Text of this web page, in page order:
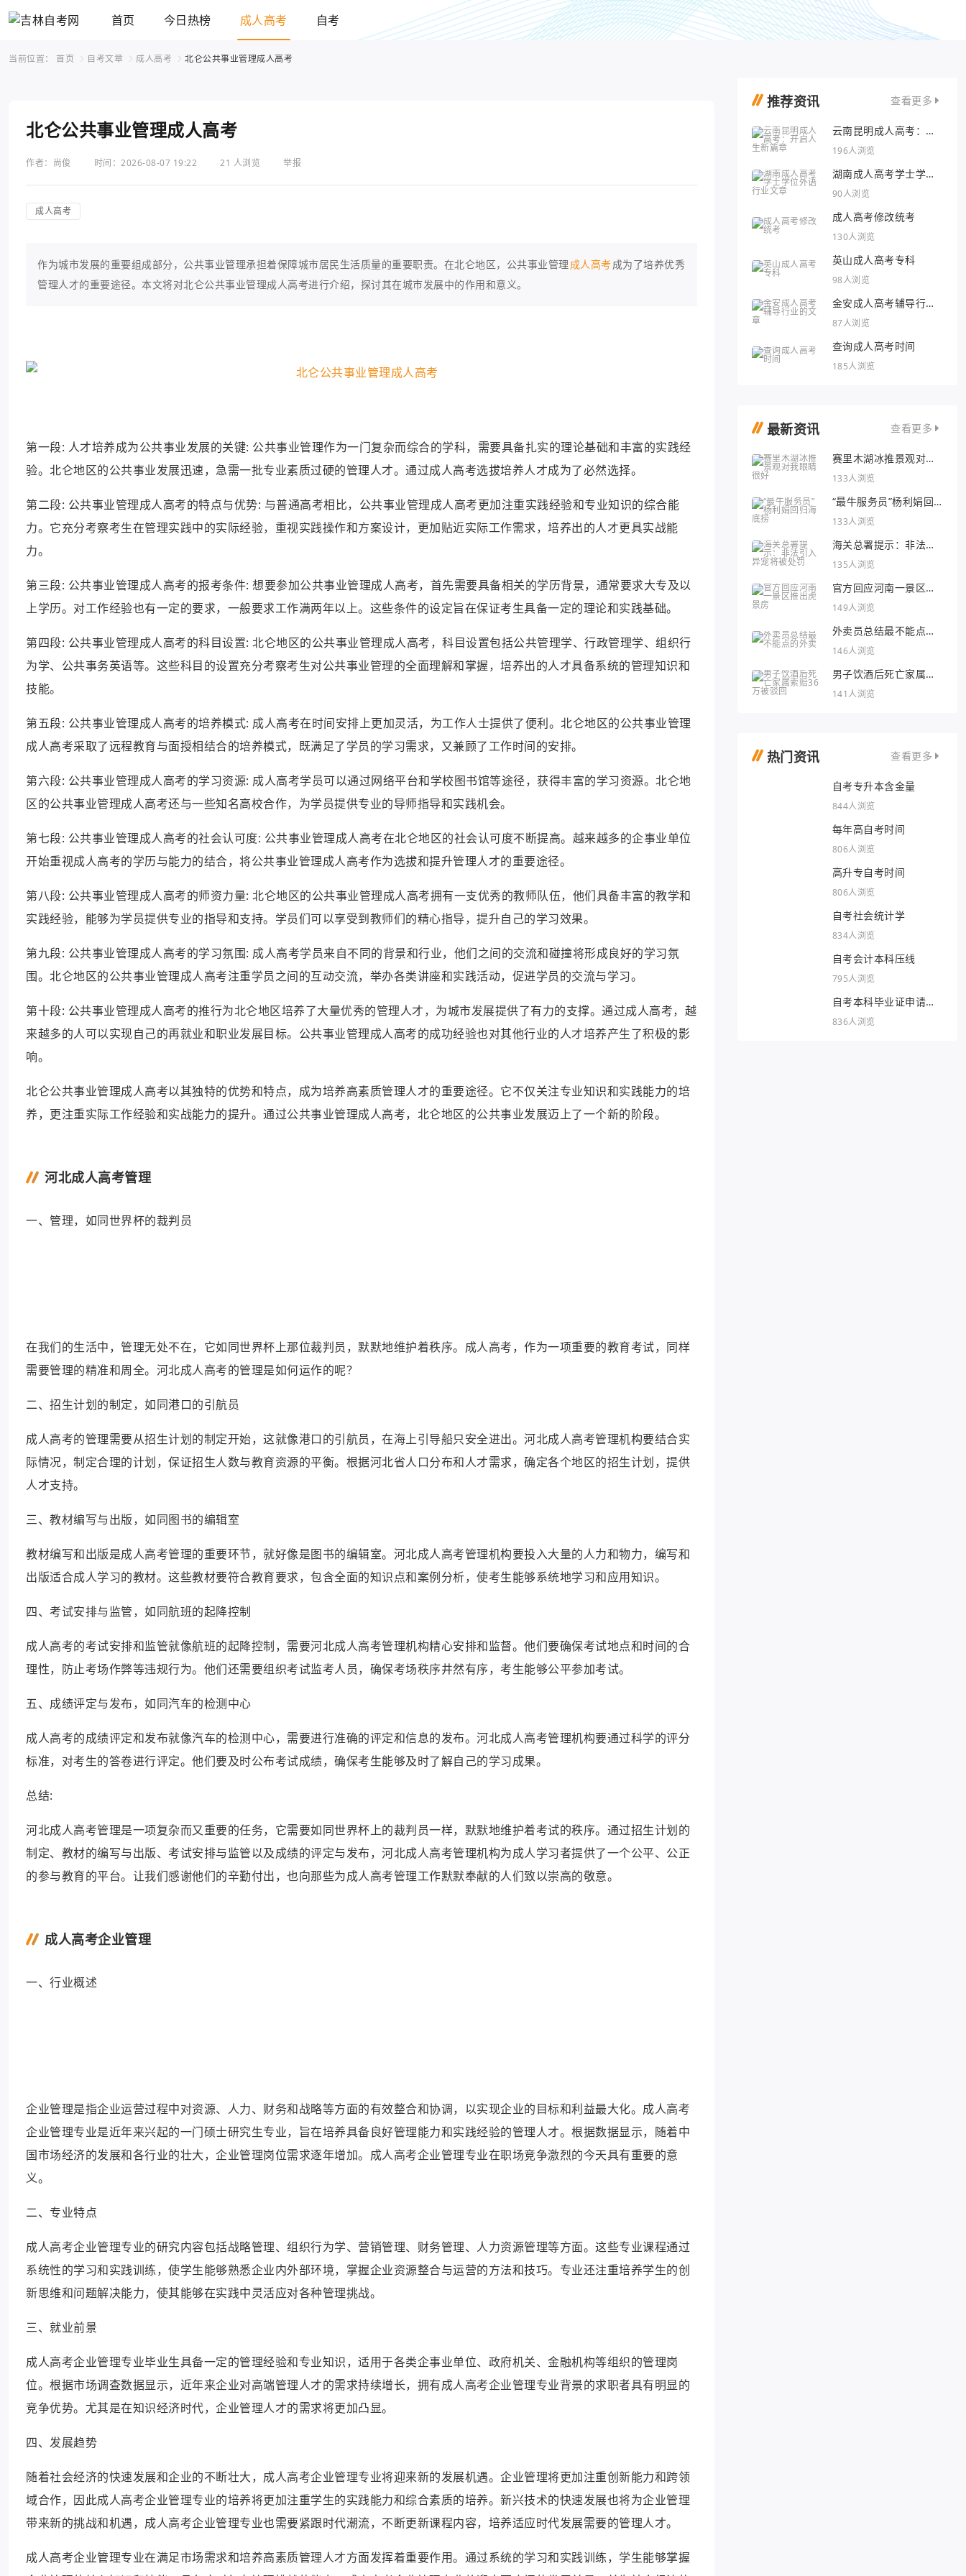
首页 今日热榜 成人高考 自考
当前位置： 首页 自考文章 成人高考 北仑公共事业管理成人高考
北仑公共事业管理成人高考
作者：尚俊 时间：2026-08-07 19:22 21 人浏览 举报
成人高考
作为城市发展的重要组成部分，公共事业管理承担着保障城市居民生活质量的重要职责。在北仑地区，公共事业管理 成人高考成为了培养优秀
管理人才的重要途径。本文将对北仑公共事业管理成人高考进行介绍，探讨其在城市发展中的作用和意义。
第一段: 人才培养成为公共事业发展的关键: 公共事业管理作为一门复杂而综合的学科，需要具备扎实的理论基础和丰富的实践经
验。北仑地区的公共事业发展迅速，急需一批专业素质过硬的管理人才。通过成人高考选拔培养人才成为了必然选择。
第二段: 公共事业管理成人高考的特点与优势: 与普通高考相比，公共事业管理成人高考更加注重实践经验和专业知识的综合能
力。它充分考察考生在管理实践中的实际经验，重视实践操作和方案设计，更加贴近实际工作需求，培养出的人才更具实战能
力。
第三段: 公共事业管理成人高考的报考条件: 想要参加公共事业管理成人高考，首先需要具备相关的学历背景，通常要求大专及以
上学历。对工作经验也有一定的要求，一般要求工作满两年以上。这些条件的设定旨在保证考生具备一定的理论和实践基础。
第四段: 公共事业管理成人高考的科目设置: 北仑地区的公共事业管理成人高考，科目设置包括公共管理学、行政管理学、组织行
为学、公共事务英语等。这些科目的设置充分考察考生对公共事业管理的全面理解和掌握，培养出的人才具备系统的管理知识和
技能。
第五段: 公共事业管理成人高考的培养模式: 成人高考在时间安排上更加灵活，为工作人士提供了便利。北仑地区的公共事业管理
成人高考采取了远程教育与面授相结合的培养模式，既满足了学员的学习需求，又兼顾了工作时间的安排。
第六段: 公共事业管理成人高考的学习资源: 成人高考学员可以通过网络平台和学校图书馆等途径，获得丰富的学习资源。北仑地
区的公共事业管理成人高考还与一些知名高校合作，为学员提供专业的导师指导和实践机会。
第七段: 公共事业管理成人高考的社会认可度: 公共事业管理成人高考在北仑地区的社会认可度不断提高。越来越多的企事业单位
开始重视成人高考的学历与能力的结合，将公共事业管理成人高考作为选拔和提升管理人才的重要途径。
第八段: 公共事业管理成人高考的师资力量: 北仑地区的公共事业管理成人高考拥有一支优秀的教师队伍，他们具备丰富的教学和
实践经验，能够为学员提供专业的指导和支持。学员们可以享受到教师们的精心指导，提升自己的学习效果。
第九段: 公共事业管理成人高考的学习氛围: 成人高考学员来自不同的背景和行业，他们之间的交流和碰撞将形成良好的学习氛
围。北仑地区的公共事业管理成人高考注重学员之间的互动交流，举办各类讲座和实践活动，促进学员的交流与学习。
第十段: 公共事业管理成人高考的推行为北仑地区培养了大量优秀的管理人才，为城市发展提供了有力的支撑。通过成人高考，越
来越多的人可以实现自己的再就业和职业发展目标。公共事业管理成人高考的成功经验也对其他行业的人才培养产生了积极的影
响。
北仑公共事业管理成人高考以其独特的优势和特点，成为培养高素质管理人才的重要途径。它不仅关注专业知识和实践能力的培
养，更注重实际工作经验和实战能力的提升。通过公共事业管理成人高考，北仑地区的公共事业发展迈上了一个新的阶段。
河北成人高考管理
一、管理，如同世界杯的裁判员
在我们的生活中，管理无处不在，它如同世界杯上那位裁判员，默默地维护着秩序。成人高考，作为一项重要的教育考试，同样
需要管理的精准和周全。河北成人高考的管理是如何运作的呢？
二、招生计划的制定，如同港口的引航员
成人高考的管理需要从招生计划的制定开始，这就像港口的引航员，在海上引导船只安全进出。河北成人高考管理机构要结合实
际情况，制定合理的计划，保证招生人数与教育资源的平衡。根据河北省人口分布和人才需求，确定各个地区的招生计划，提供
人才支持。
三、教材编写与出版，如同图书的编辑室
教材编写和出版是成人高考管理的重要环节，就好像是图书的编辑室。河北成人高考管理机构要投入大量的人力和物力，编写和
出版适合成人学习的教材。这些教材要符合教育要求，包含全面的知识点和案例分析，使考生能够系统地学习和应用知识。
四、考试安排与监管，如同航班的起降控制
成人高考的考试安排和监管就像航班的起降控制，需要河北成人高考管理机构精心安排和监督。他们要确保考试地点和时间的合
理性，防止考场作弊等违规行为。他们还需要组织考试监考人员，确保考场秩序井然有序，考生能够公平参加考试。
五、成绩评定与发布，如同汽车的检测中心
成人高考的成绩评定和发布就像汽车的检测中心，需要进行准确的评定和信息的发布。河北成人高考管理机构要通过科学的评分
标准，对考生的答卷进行评定。他们要及时公布考试成绩，确保考生能够及时了解自己的学习成果。
总结:
河北成人高考管理是一项复杂而又重要的任务，它需要如同世界杯上的裁判员一样，默默地维护着考试的秩序。通过招生计划的
制定、教材的编写与出版、考试安排与监管以及成绩的评定与发布，河北成人高考管理机构为成人学习者提供了一个公平、公正
的参与教育的平台。让我们感谢他们的辛勤付出，也向那些为成人高考管理工作默默奉献的人们致以崇高的敬意。
成人高考企业管理
一、行业概述
企业管理是指企业运营过程中对资源、人力、财务和战略等方面的有效整合和协调，以实现企业的目标和利益最大化。成人高考
企业管理专业是近年来兴起的一门硕士研究生专业，旨在培养具备良好管理能力和实践经验的管理人才。根据数据显示，随着中
国市场经济的发展和各行业的壮大，企业管理岗位需求逐年增加。成人高考企业管理专业在职场竞争激烈的今天具有重要的意
义。
二、专业特点
成人高考企业管理专业的研究内容包括战略管理、组织行为学、营销管理、财务管理、人力资源管理等方面。这些专业课程通过
系统性的学习和实践训练，使学生能够熟悉企业内外部环境，掌握企业资源整合与运营的方法和技巧。专业还注重培养学生的创
新思维和问题解决能力，使其能够在实践中灵活应对各种管理挑战。
三、就业前景
成人高考企业管理专业毕业生具备一定的管理经验和专业知识，适用于各类企事业单位、政府机关、金融机构等组织的管理岗
位。根据市场调查数据显示，近年来企业对高端管理人才的需求持续增长，拥有成人高考企业管理专业背景的求职者具有明显的
竞争优势。尤其是在知识经济时代，企业管理人才的需求将更加凸显。
四、发展趋势
随着社会经济的快速发展和企业的不断壮大，成人高考企业管理专业将迎来新的发展机遇。企业管理将更加注重创新能力和跨领
域合作，因此成人高考企业管理专业的培养将更加注重学生的实践能力和综合素质的培养。新兴技术的快速发展也将为企业管理
带来新的挑战和机遇，成人高考企业管理专业也需要紧跟时代潮流，不断更新课程内容，培养适应时代发展需要的管理人才。
成人高考企业管理专业在满足市场需求和培养高素质管理人才方面发挥着重要作用。通过系统的学习和实践训练，学生能够掌握
推荐资讯 查看更多
云南昆明成人高考：开
启人生新篇章
196人浏览
湖南成人高考学士学位
外语行业文章
90人浏览
成人高考修改统考
130人浏览
英山成人高考专科
98人浏览
金安成人高考辅导行业
的文章
87人浏览
查询成人高考时间
185人浏览
最新资讯 查看更多
赛里木湖冰推景观对我
眼睛很好
133人浏览
“最牛服务员”杨利娟回
归海底捞
133人浏览
海关总署提示：非法引
入异宠将被处罚
135人浏览
官方回应河南一景区推
出虎景房
149人浏览
外卖员总结最不能点的
外卖
146人浏览
男子饮酒后死亡家属索
赔36万被驳回
141人浏览
热门资讯 查看更多
自考专升本含金量
844人浏览
每年高自考时间
806人浏览
高升专自考时间
806人浏览
自考社会统计学
834人浏览
自考会计本科压线
795人浏览
自考本科毕业证申请条
件
836人浏览